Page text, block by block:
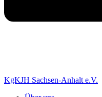
KgKJH Sachsen-Anhalt e.V.